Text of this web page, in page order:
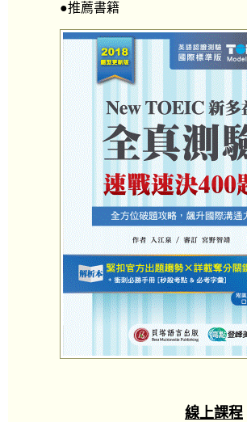
●推薦書籍
線上課程